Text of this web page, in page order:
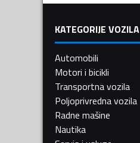
KATEGORIJE VOZILA
Automobili
Motori i bicikli
Transportna vozila
Poljoprivredna vozila
Radne mašine
Nautika